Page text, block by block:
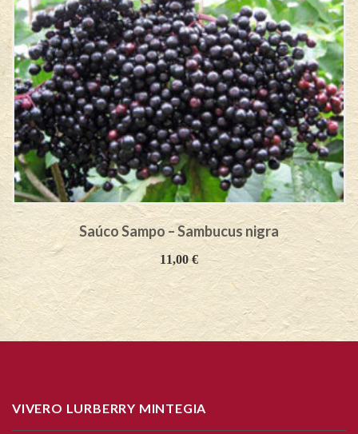
Saúco Sampo – Sambucus nigra
11,00€
VIVERO LURBERRY MINTEGIA